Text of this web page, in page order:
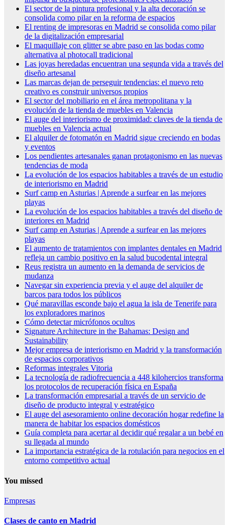
El sector de la pintura profesional y la alta decoración se
consolida como pilar en la reforma de espacios
El renting de impresoras en Madrid se consolida como pilar
de la digitalización empresarial
El maquillaje con glitter se abre paso en las bodas como
alternativa al photocall tradicional
Las joyas heredadas encuentran una segunda vida a través del
diseño artesanal
Las marcas dejan de perseguir tendencias: el nuevo reto
creativo es construir universos propios
El sector del mobiliario en el área metropolitana y la
evolución de la tienda de muebles en Valencia
El auge del interiorismo de proximidad: claves de la tienda de
muebles en Valencia actual
El alquiler de fotomatón en Madrid sigue creciendo en bodas
y eventos
Los pendientes artesanales ganan protagonismo en las nuevas
tendencias de moda
La evolución de los espacios habitables a través de un estudio
de interiorismo en Madrid
Surf camp en Asturias | Aprende a surfear en las mejores
playas
La evolución de los espacios habitables a través del diseño de
interiores en Madrid
Surf camp en Asturias | Aprende a surfear en las mejores
playas
El aumento de tratamientos con implantes dentales en Madrid
refleja un cambio positivo en la salud bucodental integral
Reus registra un aumento en la demanda de servicios de
mudanza
Navegar sin experiencia previa y el auge del alquiler de
barcos para todos los públicos
Qué maravillas esconde bajo el agua la isla de Tenerife para
los exploradores marinos
Cómo detectar micrófonos ocultos
Signature Architecture in the Bahamas: Design and
Sustainability
Mejor empresa de interiorismo en Madrid y la transformación
de espacios corporativos
Reformas integrales Vitoria
La tecnología de radiofrecuencia a 448 kilohercios transforma
los protocolos de recuperación física en España
La transformación empresarial a través de un servicio de
diseño de producto integral y estratégico
El auge del asesoramiento online decoración hogar redefine la
manera de habitar los espacios domésticos
Guía completa para acertar al decidir qué regalar a un bebé en
su llegada al mundo
La importancia estratégica de la rotulación para negocios en el
entorno competitivo actual
You missed
Empresas
Clases de canto en Madrid